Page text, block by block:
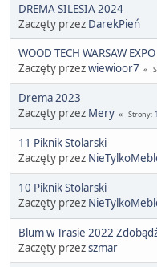
DREMA SILESIA 2024
Zaczęty przez DarekPień
WOOD TECH WARSAW EXPO
Zaczęty przezwiewioor7
Drema 2023
Zaczęty przez Mery Strony 1
11 Piknik Stolarski
Zaczęty przez
10 Piknik Stolarski
Zaczęty przez
Blum w Trasie 2022
Zaczęty przezszmar